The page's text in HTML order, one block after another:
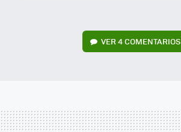
VER4 COMENTARIOS